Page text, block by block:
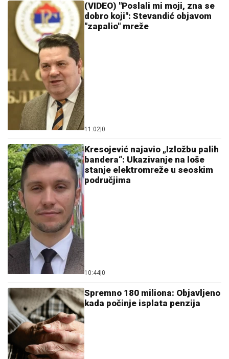
(VIDEO) "Poslali mi moji, zna se
dobro koji": Stevandić objavom
"zapalio" mreže
11:02 0
Kresojević najavio „Izložbu palih
bandera“: Ukazivanje na loše
stanje elektromreže u seoskim
područjima
10:44 0
Spremno 180 miliona: Objavljeno
kada počinje isplata penzija